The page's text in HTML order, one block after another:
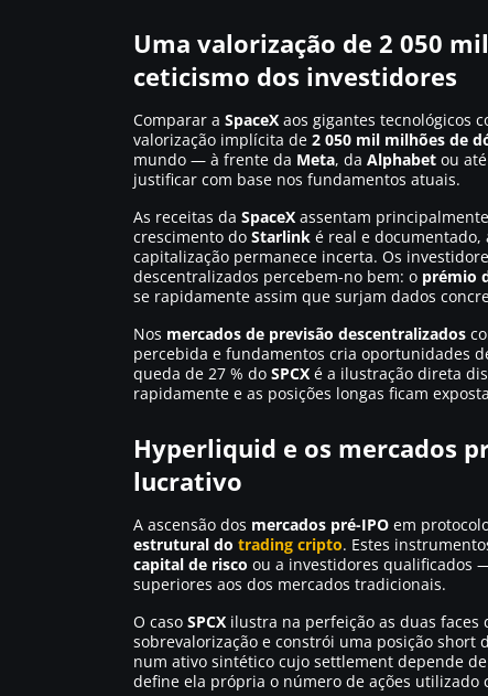
Uma valorização de 2 050
ceticismo dos investidores
Comparar a SpaceX aos gigantes tecnológicos
valorização implícita de 2 050 mil milhões de
mundo — à frente da Meta, da Alphabet ou
justificar com base nos fundamentos atuais.
As receitas da SpaceX assentam
crescimento do Starlink é real e
capitalização permanece incerta. Os
descentralizados percebem-no bem: o prémio
se rapidamente assim que surjam dados
Nos mercados de previsão descentralizados
percebida e fundamentos cria oportunidades
queda de 27 % do SPCX é a ilustração direta
rapidamente e as posições longas ficam
Hyperliquid e os mercados
lucrativo
A ascensão dos mercados pré-IPO em
estrutural do trading cripto. Estes
capital de risco ou a investidores qualificados
superiores aos dos mercados tradicionais.
O caso SPCX ilustra na perfeição as duas
sobrevalorização e constrói uma posição
num ativo sintético cujo settlement depende
define ela própria o número de ações utilizado